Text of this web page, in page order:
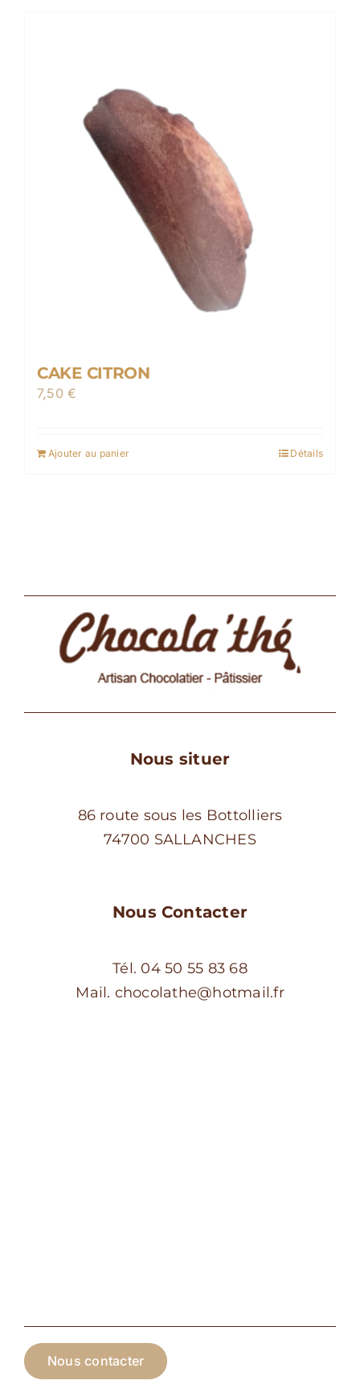
CAKE CITRON
7,50€
Ajouter au panier Détails
Nous situer
86 route sous les Bottolliers
74700 SALLANCHES
Nous Contacter
Tél. 04 50 55 83 68
Mail. chocolathe@hotmail.fr
Nous contacter